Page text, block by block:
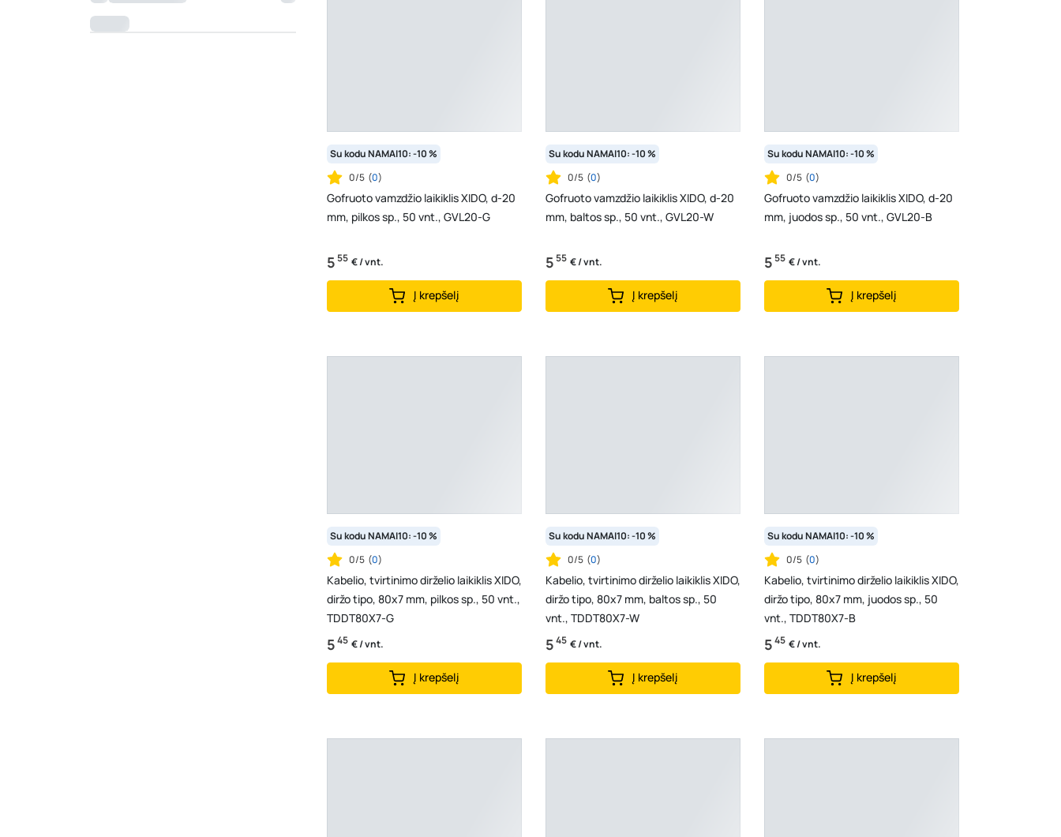
Su kodu NAMAI10: -10 %
0/5 (0)
Gofruoto vamzdžio laikiklis XIDO, d-20
mm, pilkos sp., 50 vnt., GVL20-G
555 € / vnt.
Į krepšelį
Su kodu NAMAI10: -10 %
0/5 (0)
Gofruoto vamzdžio laikiklis XIDO, d-20
mm, baltos sp., 50 vnt., GVL20-W
555 € / vnt.
Į krepšelį
Su kodu NAMAI10: -10 %
0/5 (0)
Gofruoto vamzdžio laikiklis XIDO, d-20
mm, juodos sp., 50 vnt., GVL20-B
555 € / vnt.
Į krepšelį
Su kodu NAMAI10: -10 %
0/5 (0)
Kabelio, tvirtinimo dirželio laikiklis XIDO,
diržo tipo, 80x7 mm, pilkos sp., 50 vnt.,
TDDT80X7-G
545 € / vnt.
Į krepšelį
Su kodu NAMAI10: -10 %
0/5 (0)
Kabelio, tvirtinimo dirželio laikiklis XIDO,
diržo tipo, 80x7 mm, baltos sp., 50
vnt., TDDT80X7-W
545 € / vnt.
Į krepšelį
Su kodu NAMAI10: -10 %
0/5 (0)
Kabelio, tvirtinimo dirželio laikiklis XIDO,
diržo tipo, 80x7 mm, juodos sp., 50
vnt., TDDT80X7-B
545 € / vnt.
Į krepšelį